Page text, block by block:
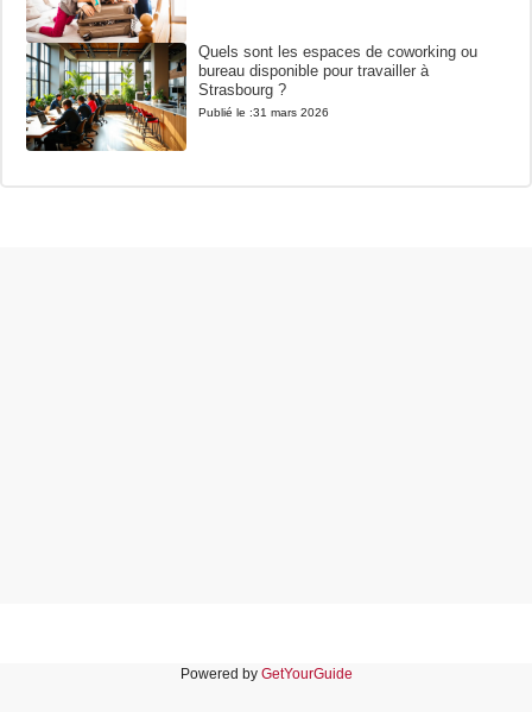
Quels sont les espaces de coworking ou
bureau disponible pour travailler à
Strasbourg ?
Publié le :31 mars 2026
Powered by GetYourGuide